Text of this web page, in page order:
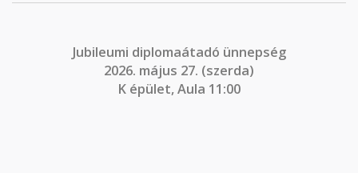
Jubileumi diplomaátadó ünnepség
2026. május 27. (szerda)
K épület, Aula 11:00